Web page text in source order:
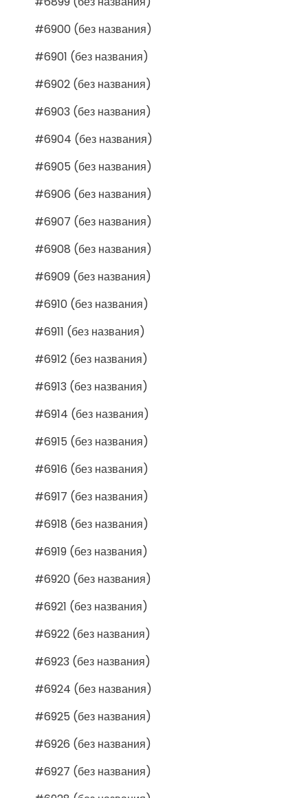
#6900 (без названия)
#6901 (без названия)
#6902 (без названия)
#6903 (без названия)
#6904 (без названия)
#6905 (без названия)
#6906 (без названия)
#6907 (без названия)
#6908 (без названия)
#6909 (без названия)
#6910 (без названия)
#6911 (без названия)
#6912 (без названия)
#6913 (без названия)
#6914 (без названия)
#6915 (без названия)
#6916 (без названия)
#6917 (без названия)
#6918 (без названия)
#6919 (без названия)
#6920 (без названия)
#6921 (без названия)
#6922 (без названия)
#6923 (без названия)
#6924 (без названия)
#6925 (без названия)
#6926 (без названия)
#6927 (без названия)